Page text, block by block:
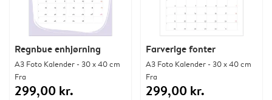
Regnbue enhjørning
A3 Foto Kalender - 30 x 40 cm
Fra
299,00 kr.
Farverige fonter
A3 Foto Kalender - 30 x 40 cm
Fra
299,00 kr.